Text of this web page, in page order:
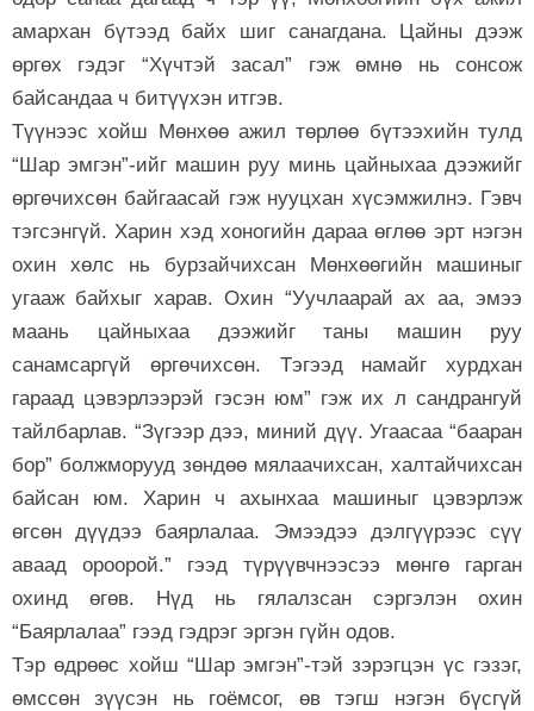
амархан бүтээд байх шиг санагдана. Цайны дээж
өргөх гэдэг “Хүчтэй засал” гэж өмнө нь сонсож
байсандаа ч битүүхэн итгэв.
Түүнээс хойш Мөнхөө ажил төрлөө бүтээхийн тулд
“Шар эмгэн”-ийг машин руу минь цайныхаа дээжийг
өргөчихсөн байгаасай гэж нууцхан хүсэмжилнэ. Гэвч
тэгсэнгүй. Харин хэд хоногийн дараа өглөө эрт нэгэн
охин хөлс нь бурзайчихсан Мөнхөөгийн машиныг
угааж байхыг харав. Охин “Уучлаарай ах аа, эмээ
маань цайныхаа дээжийг таны машин руу
санамсаргүй өргөчихсөн. Тэгээд намайг хурдхан
гараад цэвэрлээрэй гэсэн юм” гэж их л сандрангуй
тайлбарлав. “Зүгээр дээ, миний дүү. Угаасаа “бааран
бор” болжморууд зөндөө мялаачихсан, халтайчихсан
байсан юм. Харин ч ахынхаа машиныг цэвэрлэж
өгсөн дүүдээ баярлалаа. Эмээдээ дэлгүүрээс сүү
аваад ороорой.” гээд түрүүвчнээсээ мөнгө гарган
охинд өгөв. Нүд нь гялалзсан сэргэлэн охин
“Баярлалаа” гээд гэдрэг эргэн гүйн одов.
Тэр өдрөөс хойш “Шар эмгэн”-тэй зэрэгцэн үс гэзэг,
өмссөн зүүсэн нь гоёмсог, өв тэгш нэгэн бүсгүй